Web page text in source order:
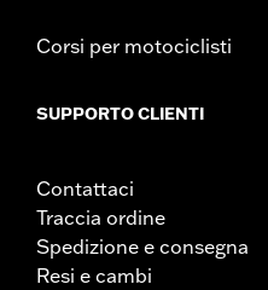
Corsi per motociclisti
SUPPORTO CLIENTI
Contattaci
Traccia ordine
Spedizione e consegna
Resi e cambi